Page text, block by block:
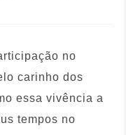
no
carinho dos
essa vivência a
tempos no